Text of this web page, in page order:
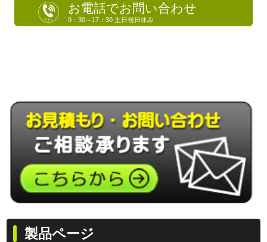
お電話でお問い合わせ
9：30～17：30 土日祝日休み
製品ページ